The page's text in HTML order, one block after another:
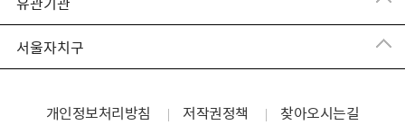
서울자치구
개인정보처리방침 저작권정책
찾아오시는길